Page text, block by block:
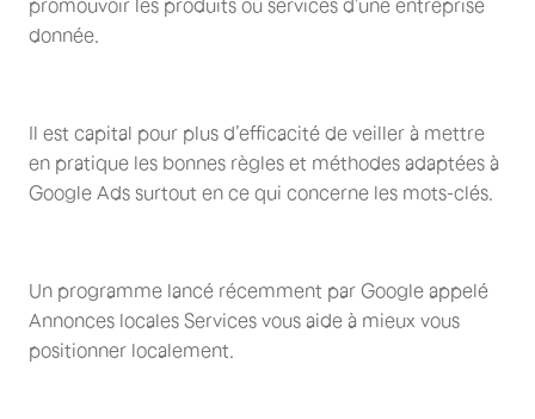
donnée.
Il est capital pour plus d’efficacité de veiller à mettre
en pratique les bonnes règles et méthodes adaptées à
Google Ads surtout en ce qui concerne les mots-clés.
Un programme lancé récemment par Google appelé
Annonces locales Services vous aide à mieux vous
positionner localement.